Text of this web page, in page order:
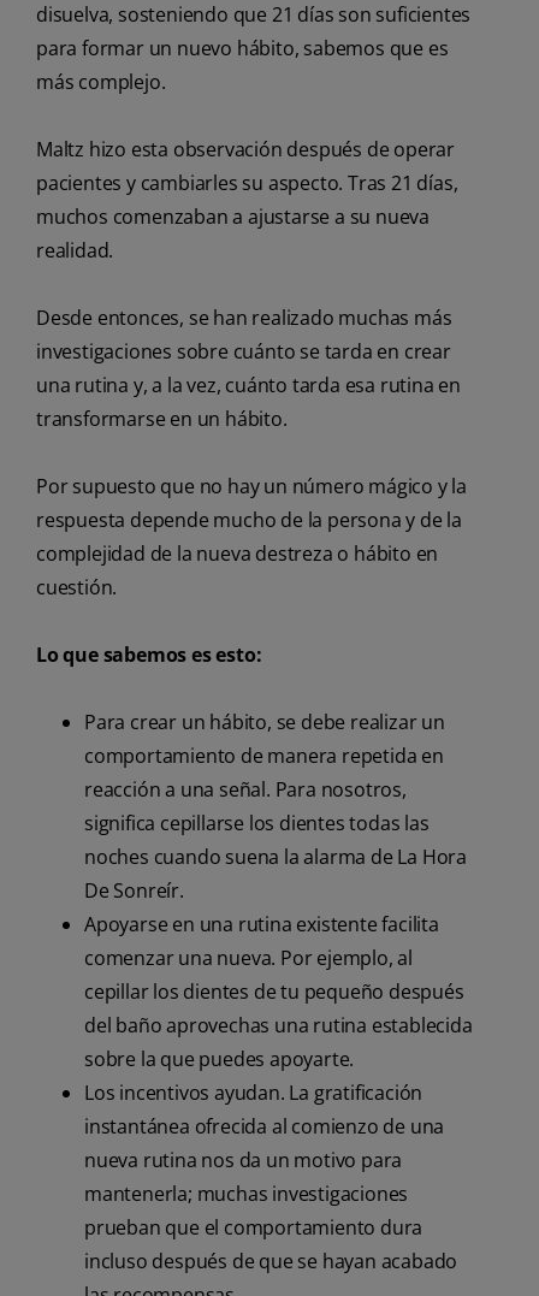
disuelva, sosteniendo que 21 días son suficientes
para formar un nuevo hábito, sabemos que es
más complejo.
Maltz hizo esta observación después de operar
pacientes y cambiarles su aspecto. Tras 21 días,
muchos comenzaban a ajustarse a su nueva
realidad.
Desde entonces, se han realizado muchas más
investigaciones sobre cuánto se tarda en crear
una rutina y, a la vez, cuánto tarda esa rutina en
transformarse en un hábito.
Por supuesto que no hay un número mágico y la
respuesta depende mucho de la persona y de la
complejidad de la nueva destreza o hábito en
cuestión.
Lo que sabemos es esto:
Para crear un hábito, se debe realizar un
comportamiento de manera repetida en
reacción a una señal. Para nosotros,
significa cepillarse los dientes todas las
noches cuando suena la alarma de La Hora
De Sonreír.
Apoyarse en una rutina existente facilita
comenzar una nueva. Por ejemplo, al
cepillar los dientes de tu pequeño después
del baño aprovechas una rutina establecida
sobre la que puedes apoyarte.
Los incentivos ayudan. La gratificación
instantánea ofrecida al comienzo de una
nueva rutina nos da un motivo para
mantenerla; muchas investigaciones
prueban que el comportamiento dura
incluso después de que se hayan acabado